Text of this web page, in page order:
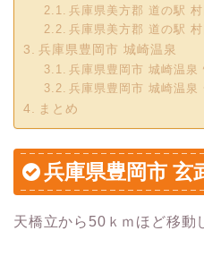
兵庫県美方郡 道の駅
兵庫県美方郡 道の駅
兵庫県豊岡市 城崎温泉
兵庫県豊岡市 城崎温泉
兵庫県豊岡市 城崎温泉
まとめ
兵庫県豊岡市 玄
天橋立から50ｋｍほど移動